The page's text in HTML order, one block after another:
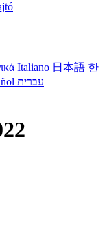
Italiano 日本語 한
עברית